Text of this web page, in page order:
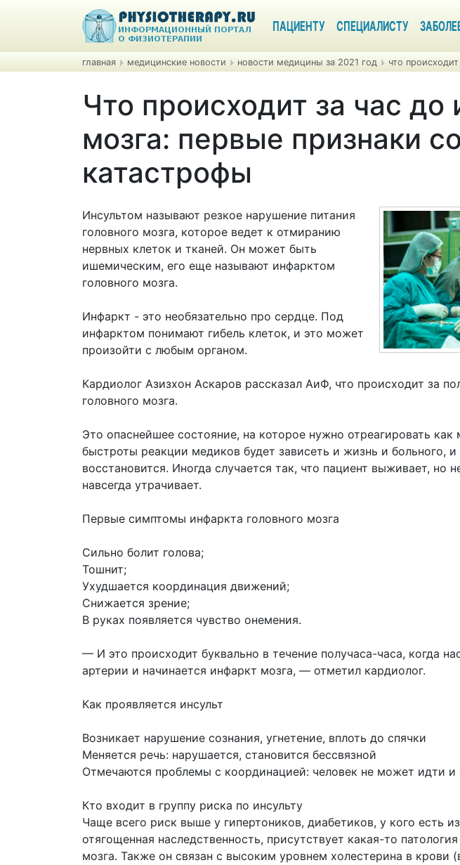
ПАЦИЕНТУ СПЕЦИАЛИСТУ
главная медицинские новости новости медицины за 2021 год что
Что происходит за час до
мозга: первые признаки
катастрофы
Инсультом называют резкое нарушение питания
головного мозга, которое ведет к отмиранию
нервных клеток и тканей. Он может быть
ишемическим, его еще называют инфарктом
головного мозга.
Инфаркт - это необязательно про сердце. Под
инфарктом понимают гибель клеток, и это может
произойти с любым органом.
Кардиолог Азизхон Аскаров рассказал АиФ, что происходит за
головного мозга.
Это опаснейшее состояние, на которое нужно отреагировать
быстроты реакции медиков будет зависеть и жизнь и больного, и
восстановится. Иногда случается так, что пациент выживает, но
навсегда утрачивает.
Первые симптомы инфаркта головного мозга
Сильно болит голова;
Тошнит;
Ухудшается координация движений;
Снижается зрение;
В руках появляется чувство онемения.
— И это происходит буквально в течение получаса-часа, когда
артерии и начинается инфаркт мозга, — отметил кардиолог.
Как проявляется инсульт
Возникает нарушение сознания, угнетение, вплоть до спячки
Меняется речь: нарушается, становится бессвязной
Отмечаются проблемы с координацией: человек не может идти и
Кто входит в группу риска по инсульту
Чаще всего риск выше у гипертоников, диабетиков, у кого есть
отягощенная наследственность, присутствует какая-то
мозга. Также он связан с высоким уровнем холестерина в крови